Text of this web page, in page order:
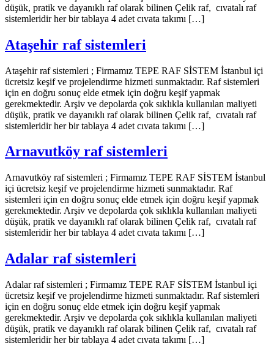
düşük, pratik ve dayanıklı raf olarak bilinen Çelik raf, cıvatalı raf
sistemleridir her bir tablaya 4 adet cıvata takımı […]
Ataşehir raf sistemleri
Ataşehir raf sistemleri ; Firmamız TEPE RAF SİSTEM İstanbul içi
ücretsiz keşif ve projelendirme hizmeti sunmaktadır. Raf sistemleri
için en doğru sonuç elde etmek için doğru keşif yapmak
gerekmektedir. Arşiv ve depolarda çok sıklıkla kullanılan maliyeti
düşük, pratik ve dayanıklı raf olarak bilinen Çelik raf, cıvatalı raf
sistemleridir her bir tablaya 4 adet cıvata takımı […]
Arnavutköy raf sistemleri
Arnavutköy raf sistemleri ; Firmamız TEPE RAF SİSTEM İstanbul
içi ücretsiz keşif ve projelendirme hizmeti sunmaktadır. Raf
sistemleri için en doğru sonuç elde etmek için doğru keşif yapmak
gerekmektedir. Arşiv ve depolarda çok sıklıkla kullanılan maliyeti
düşük, pratik ve dayanıklı raf olarak bilinen Çelik raf, cıvatalı raf
sistemleridir her bir tablaya 4 adet cıvata takımı […]
Adalar raf sistemleri
Adalar raf sistemleri ; Firmamız TEPE RAF SİSTEM İstanbul içi
ücretsiz keşif ve projelendirme hizmeti sunmaktadır. Raf sistemleri
için en doğru sonuç elde etmek için doğru keşif yapmak
gerekmektedir. Arşiv ve depolarda çok sıklıkla kullanılan maliyeti
düşük, pratik ve dayanıklı raf olarak bilinen Çelik raf, cıvatalı raf
sistemleridir her bir tablaya 4 adet cıvata takımı […]